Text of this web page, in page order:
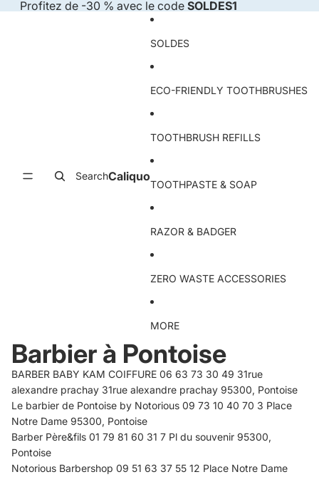
Profitez de -30 % avec le code SOLDES1
SearchCaliquo
SOLDES
ECO-FRIENDLY TOOTHBRUSHES
TOOTHBRUSH REFILLS
TOOTHPASTE & SOAP
RAZOR & BADGER
ZERO WASTE ACCESSORIES
MORE
Barbier à Pontoise
BARBER BABY KAM COIFFURE 06 63 73 30 49 31rue
alexandre prachay 31rue alexandre prachay 95300, Pontoise
Le barbier de Pontoise by Notorious 09 73 10 40 70 3 Place
Notre Dame 95300, Pontoise
Barber Père&fils 01 79 81 60 31 7 Pl du souvenir 95300,
Pontoise
Notorious Barbershop 09 51 63 37 55 12 Place Notre Dame